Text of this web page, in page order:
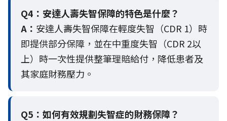
Q4： 安達人壽失智保障的特色是什麼？
A： 安達人壽失智保障在輕度失智（CDR 1）時
即提供部分保障，並在中重度失智（CDR 2以
上）時一次性提供整筆理賠給付，降低患者及
其家庭財務壓力。
Q5： 如何有效規劃失智症的財務保障？